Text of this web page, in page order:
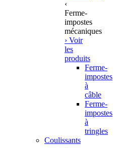
‹
Ferme-
impostes
mécaniques
› Voir
les
produits
Ferme-
impostes
à
câble
Ferme-
impostes
à
tringles
Coulissants